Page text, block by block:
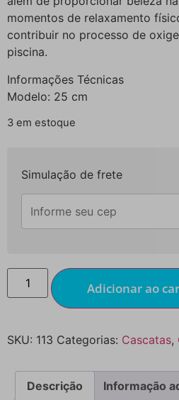
momentos de relaxamento
contribuir no processo de
piscina.
Informações Técnicas
Modelo: 25 cm
3 em estoque
Simulação de frete
Adicionar ao
SKU: 113 Categorias: Cascatas,
Descrição Informação